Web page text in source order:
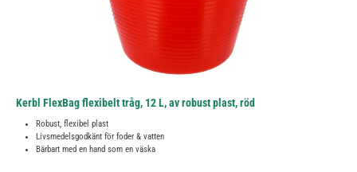
Kerbl FlexBag flexibelt tråg, 12 L, av robust plast, röd
Robust, flexibel plast
Livsmedelsgodkänt för foder & vatten
Bärbart med en hand som en väska